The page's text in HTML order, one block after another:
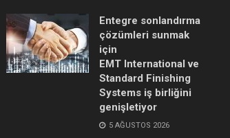
Entegre sonlandırma
çözümleri sunmak
için
EMT International ve
Standard Finishing
Systems iş birliğini
genişletiyor
5 AĞUSTOS 2026